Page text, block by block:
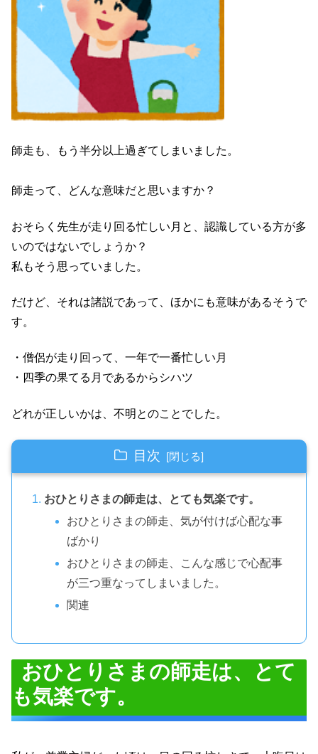
師走も、もう半分以上過ぎてしまいました。
師走って、どんな意味だと思いますか？
おそらく先生が走り回る忙しい月と、認識している方が多
いのではないでしょうか？
私もそう思っていました。
だけど、それは諸説であって、ほかにも意味があるそうで
す。
・僧侶が走り回って、一年で一番忙しい月
・四季の果てる月であるからシハツ
どれが正しいかは、不明とのことでした。
目次
おひとりさまの師走は、とても気楽です。
おひとりさまの師走、気が付けば心配な事
ばかり
おひとりさまの師走、こんな感じで心配事
が三つ重なってしまいました。
関連
おひとりさまの師走は、とて
も気楽です。